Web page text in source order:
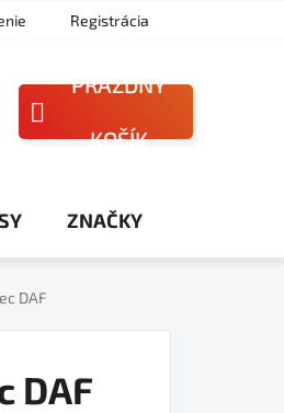
Registrácia
NÁKUPNÝ
PRÁZDNY
KOŠÍK
ZNAČKY
DAF
DAF